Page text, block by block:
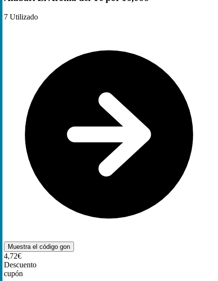
7 Utilizado
Muestra el código gon
4,72€
Descuento
cupón